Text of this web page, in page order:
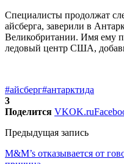
Специалисты продолжат
айсберга, заверили в
Великобритании. Имя ему
ледовый центр США,
#айсберг#антарктида
3
Поделится VKOK.ru
Предыдущая запись
M&M’s отказывается от